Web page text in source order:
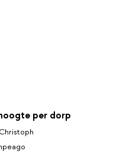
per dorp